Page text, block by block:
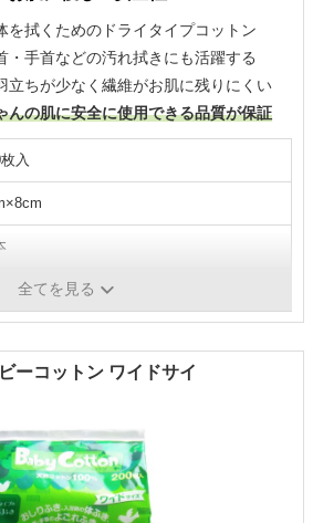
拭くためのドライタイプコットン
手首などの汚れ拭きにも活躍する
ちが少なく繊維がお肌に残りにくい
んの肌に安全に使用できる品質が保証
入
全てを見る
ーコットン ワイドサイ